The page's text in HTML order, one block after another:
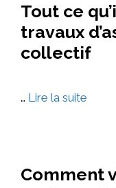
Tout ce
travaux
collectif
… Lire la suite
Comment